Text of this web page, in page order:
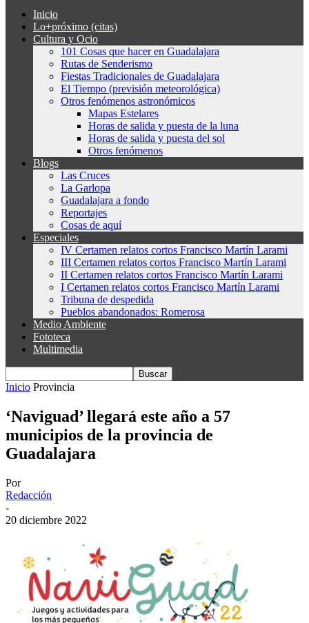
Inicio
Lo+próximo (citas)
Cultura y Ocio
101 Cosas que hacer en Guadalajara
Rutas de Senderismo
Fiestas Tradicionales de Guadalajara
El Tiempo (previsión meteorológica)
Otros fenómenos astronómicos
Mapas Estelares
Horas de salida y puesta de la luna
Horas de salida y puesta del sol
Otros fenómenos
Blogs
Las Cruces
La Garlopa
Guadalajara a fondo
Reportajes
Cosas de aquí
Especiales
IV Certamen relatos cortos Francisco Martín Larami
III Certamen relatos cortos Francisco Martín Larami
II Certamen relatos cortos Francisco Martín Larami
I Certamen relatos cortos Francisco Martín Larami
Tribuna de despedida
Pueblos abandonados: Romerosa
Medio Ambiente
Fototeca
Multimedia
Inicio Provincia
‘Naviguad’ llegará este año a 57
municipios de la provincia de
Guadalajara
Por
Redacción
-
20 diciembre 2022